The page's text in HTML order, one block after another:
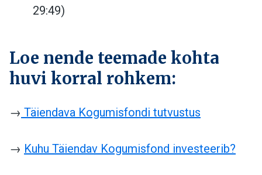
29:49)
Loe nende teemade kohta
huvi korral rohkem:
→ Täiendava Kogumisfondi tutvustus
→ Kuhu Täiendav Kogumisfond investeerib?